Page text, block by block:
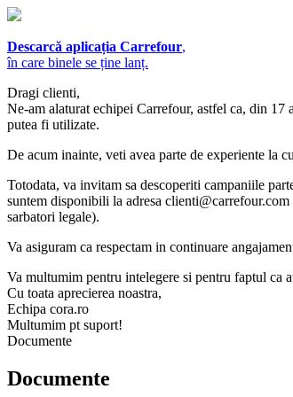
Descarcă aplicația Carrefour,
în care binele se ține lanț.
Dragi clienti,
Ne-am alaturat echipei Carrefour, astfel ca, din
putea fi utilizate.
De acum inainte, veti avea parte de experiente la
Totodata, va invitam sa descoperiti campaniile
suntem disponibili la adresa clienti@carrefour.com
sarbatori legale).
Va asiguram ca respectam in continuare
Va multumim pentru intelegere si pentru faptul ca
Cu toata aprecierea noastra,
Echipa cora.ro
Multumim pt suport!
Documente
Documente